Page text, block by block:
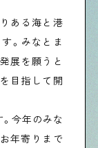
ある海と港
。みなとま
展を願うと
目指して開
今年のみな
年寄りまで